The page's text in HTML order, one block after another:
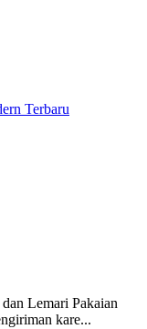
Terbaru
Lemari Pakaian
kare...